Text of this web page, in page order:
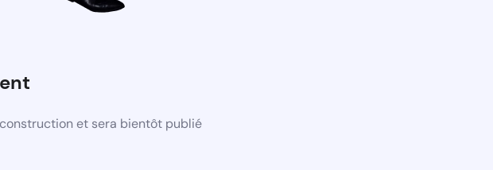
et sera bientôt publié